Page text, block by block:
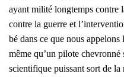
ayant mili­té long­temps contre
contre la guerre et
bé dans ce que nous appe­lons
même qu’un pilote che­vron­né
scien­ti­fique puis­sant sort de